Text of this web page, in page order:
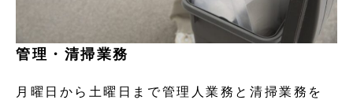
管理・清掃業務
月曜日から土曜日まで管理人業務と清掃業務を